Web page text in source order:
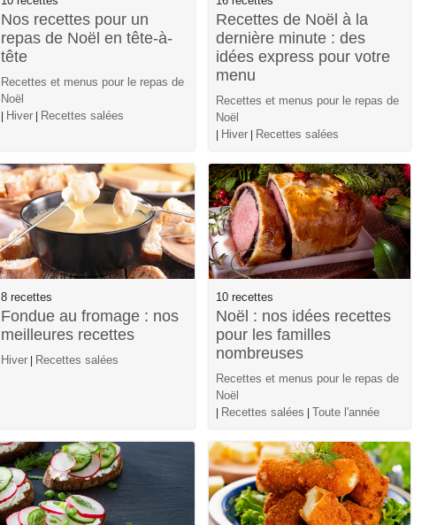
Nos recettes pour un
repas de Noël en tête-à-
tête
Recettes et menus pour le repas de
Noël
Hiver| Recettes salées
Recettes de Noël à la
dernière minute : des
idées express pour votre
menu
Recettes et menus pour le repas de
Noël
Hiver Recettes salées
8 recettes
Fondue au fromage : nos
meilleures recettes
Hiver| Recettes salées
10 recettes
Noël : nos idées recettes
pour les familles
nombreuses
Recettes et menus pour le repas de
Noël
Recettes salées Toute l'année